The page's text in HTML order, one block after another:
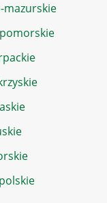
mazurskie